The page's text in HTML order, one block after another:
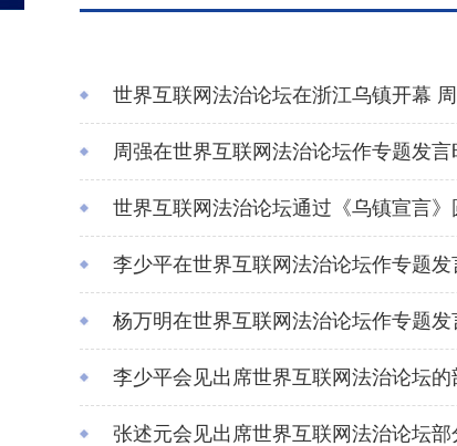
世界互联网法治论坛在浙江乌镇开幕
周强在世界互联网法治论坛作专题发
世界互联网法治论坛通过《乌镇宣言
李少平在世界互联网法治论坛作专题
杨万明在世界互联网法治论坛作专题
李少平会见出席世界互联网法治论坛的
张述元会见出席世界互联网法治论坛部